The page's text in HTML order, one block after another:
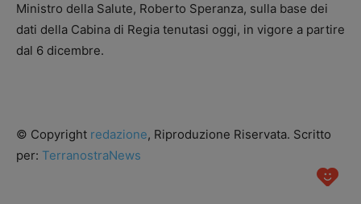
Ministro della Salute, Roberto Speranza, sulla base dei
dati della Cabina di Regia tenutasi oggi, in vigore a partire
dal 6 dicembre.
© Copyright redazione, Riproduzione Riservata. Scritto
per: TerranostraNews